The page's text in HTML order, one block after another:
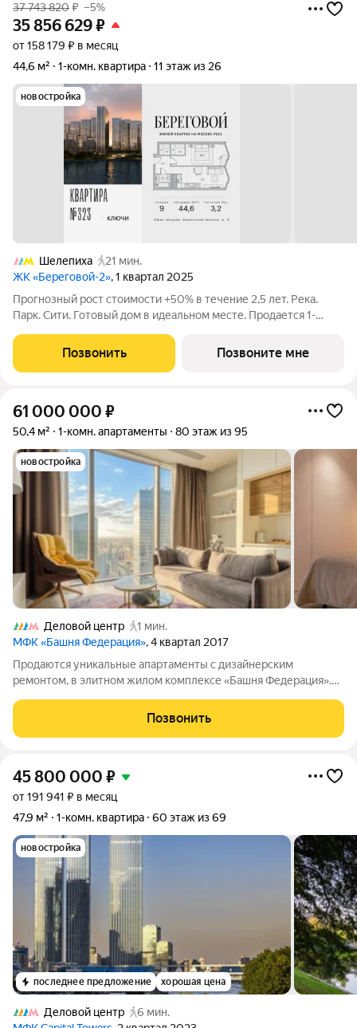
37 743 820₽ –5%
35 856 629₽
от 158 179 ₽ в месяц
44,6 м²
1-комн. квартира 11 этаж из 26
новостройка
Шелепиха
21 мин.
ЖК «Береговой-2», 1 квартал 2025
Прогнозный рост стоимости +50% в течение 2,5 лет. Река.
Парк. Сити. Готовый дом в идеальном месте. Продается 1-
и видом на парковый массив Фили - открытая перспектива без
риска высокоэтажной
Позвонить Позвоните мне
61 000 000 ₽
50,4 м² 1-комн. апартаменты 80 этаж из 95
новостройка
Деловой центр
1 мин.
МФК «Башня Федерация», 4 квартал 2017
Продаются уникальные апартаменты с дизайнерским
ремонтом, в элитном жилом комплексе «Башня Федерация».
реку, тщательно спланированный интерьер, где каждая деталь,
направлена на создание атмосферы
Позвонить
45 800 000 ₽
от 191 941 ₽ в месяц
47,9 м²
1-комн. квартира 60 этаж из 69
новостройка
последнее предложение хорошая цена
Деловой центр
6 мин.